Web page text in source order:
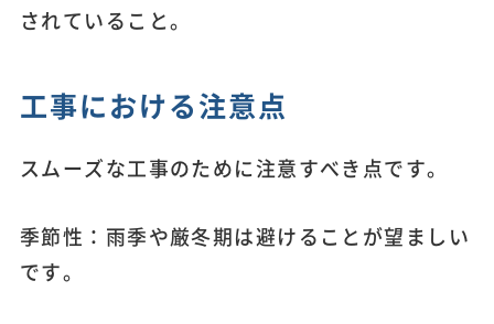
されていること。
工事における注意点
スムーズな工事のために注意すべき点です。
季節性：雨季や厳冬期は避けることが望ましい
です。